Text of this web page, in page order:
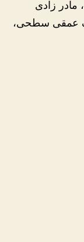
مادر زادی
عمقی سطحی،